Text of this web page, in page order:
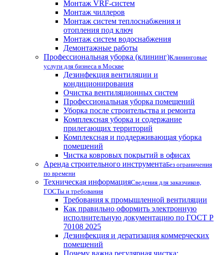
Монтаж VRF-систем
Монтаж чиллеров
Монтаж систем теплоснабжения и
отопления под ключ
Монтаж систем водоснабжения
Демонтажные работы
Профессиональная уборка (клининг)Клининговые
услуги для бизнеса в Москве
Дезинфекция вентиляции и
кондиционирования
Очистка вентиляционных систем
Профессиональная уборка помещений
Уборка после строительства и ремонта
Комплексная уборка и содержание
прилегающих территорий
Комплексная и поддерживающая уборка
помещений
Чистка ковровых покрытий в офисах
Аренда строительного инструментаБез ограничения
по времени
Техническая информацияСведения для заказчиков,
ГОСТы и требования
Требования к промышленной вентиляции
Как правильно оформить электронную
исполнительную документацию по ГОСТ Р
70108 2025
Дезинфекция и дератизация коммерческих
помещений
Почему важна регулярная чистка: